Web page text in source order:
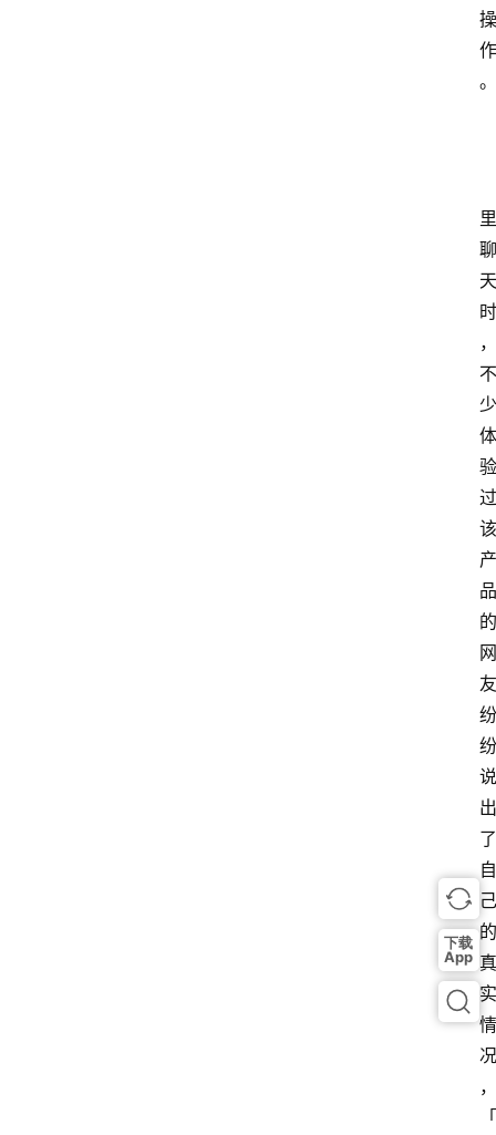
操
作
。
里
聊
天
时
，
不
少
体
验
过
该
产
品
的
网
友
纷
纷
说
出
了
自
己
的
真
实
情
况
，
「
下载
App